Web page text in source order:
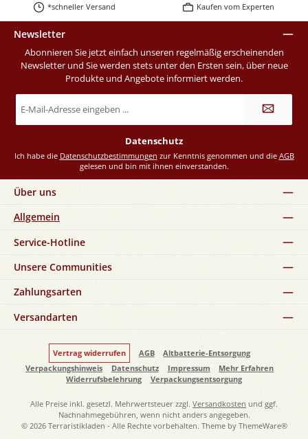
*schneller Versand Kaufen vom Experten
Newsletter
Abonnieren Sie jetzt einfach unseren regelmäßig erscheinenden
Newsletter und Sie werden stets unter den Ersten sein, über neue
Produkte und Angebote informiert werden.
E-
Mail-
Datenschutz
Ich habe die Datenschutzbestimmungen zur Kenntnis genommen und die AGB
gelesen und bin mit ihnen einverstanden.
Über uns
Allgemein
Service-Hotline
Unsere Communities
Zahlungsarten
Versandarten
Vertrag widerrufen AGB
Altbatterie-Entsorgung
Verpackungshinweis
Datenschutz Impressum
Mehr Erfahren
Widerrufsbelehrung
Verpackungsentsorgung
Alle Preise inkl. gesetzl. Mehrwertsteuer zzgl. Versandkosten und ggf.
Nachnahmegebühren, wenn nicht anders angegeben.
© 2026 Terraristikladen - Alle Rechte vorbehalten. Theme by ThemeWare®